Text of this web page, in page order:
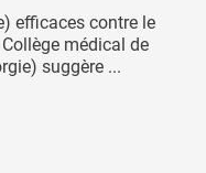
efficaces contre le
médical de
suggère ...